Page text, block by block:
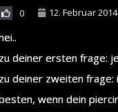
0 12. Februar
zu deiner ersten frage:
zu deiner zweiten frage:
wenn dein